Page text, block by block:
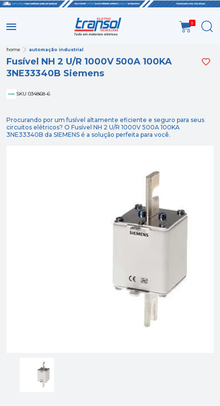
0
home automação industrial
Fusível NH 2 U/R 1000V 500A 100KA
3NE33340B Siemens
SKU 034868-6
Procurando por um fusível altamente eficiente e seguro para seus
circuitos elétricos? O Fusível NH 2 U/R 1000V 500A 100KA
3NE33340B da SIEMENS é a solução perfeita para você.